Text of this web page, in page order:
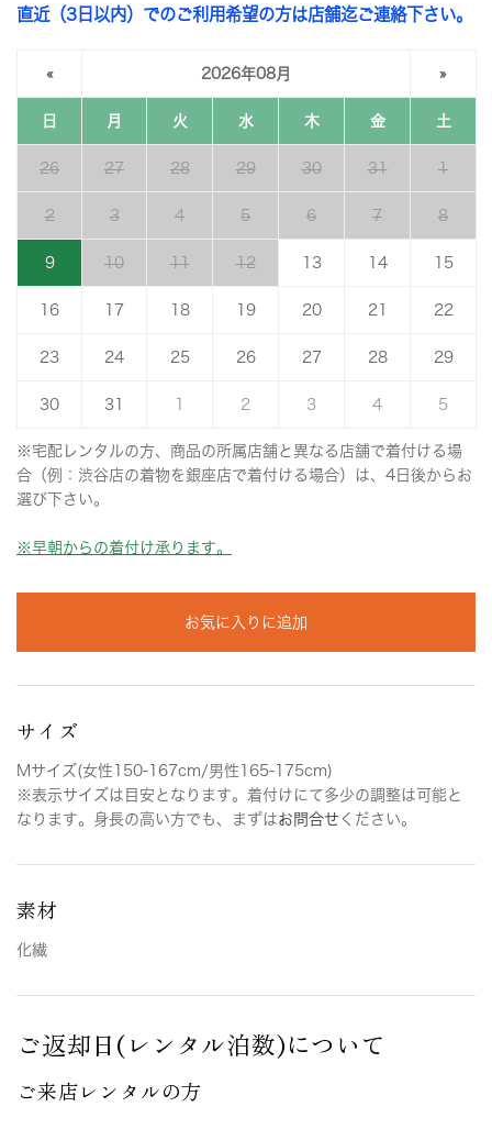
直近（3日以内）でのご利用希望の方は店舗迄ご連絡下さい。
« 2026年08月 »
日 月 火 水 木 金 土
26 27 28 29 30 31 1
2 3 4 5 6 7 8
9 10 11 12 13 14 15
16 17 18 19 20 21 22
23 24 25 26 27 28 29
30 31 2 3 4 5
※宅配レンタルの方、商品の所属店舗と異なる店舗で着付ける場
合（例：渋谷店の着物を銀座店で着付ける場合）は、4日後からお
選び下さい。
※早朝からの着付け承ります。
お気に入りに追加
サイズ
Mサイズ(女性150-167cm/男性165-175cm)
※表示サイズは目安となります。着付けにて多少の調整は可能と
なります。身長の高い方でも、まずはお問合せ ください。
素材
化繊
ご返却日(レンタル泊数)について
ご来店レンタルの方